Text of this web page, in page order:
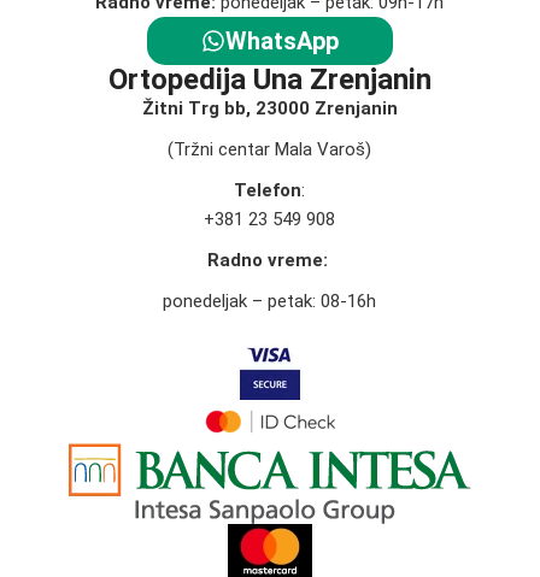
WhatsApp
Ortopedija Una Zrenjanin
Žitni Trg bb, 23000 Zrenjanin
(Tržni centar Mala Varoš)
Telefon:
+381 23 549 908
Radno vreme:
ponedeljak – petak: 08-16h